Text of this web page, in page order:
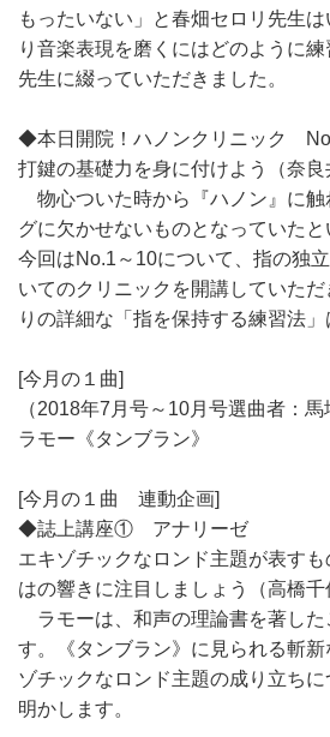
もったいない」と春畑セロリ先生
り音楽表現を磨くにはどのように
先生に綴っていただきました。
◆本日開院！ハノンクリニック
打鍵の基礎力を身に付けよう（奈良
物心ついた時から『ハノン』に触
グに欠かせないものとなっていたと
今回はNo.1～10について、指の独
いてのクリニックを開講していた
りの詳細な「指を保持する練習法」
[今月の１曲]
（2018年7月号～10月号選曲者：馬
ラモー《タンブラン》
[今月の１曲 連動企画]
◆誌上講座① アナリーゼ
エキゾチックなロンド主題が表す
はの響きに注目しましょう（高橋千
ラモーは、和声の理論書を著した
す。《タンブラン》に見られる斬
ゾチックなロンド主題の成り立ち
明かします。